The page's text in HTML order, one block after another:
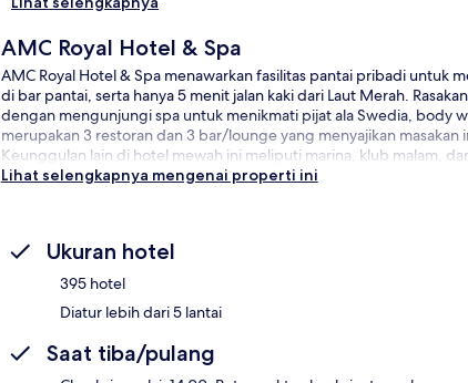
AMC Royal Hotel & Spa
AMC Royal Hotel & Spa menawarkan fasilitas pantai pribadi untuk
di bar pantai, serta hanya 5 menit jalan kaki dari Laut Merah.
dengan mengunjungi spa untuk menikmati pijat ala Swedia, body
merupakan 3 restoran dan 3 bar/lounge yang menyajikan
Keunggulan lain di hotel mewah ini meliputi marina, klub malam,
Lihat selengkapnya mengenai properti ini
Ukuran hotel
395 hotel
Diatur lebih dari 5 lantai
Saat tiba/pulang